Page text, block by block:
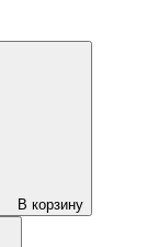
В корзину